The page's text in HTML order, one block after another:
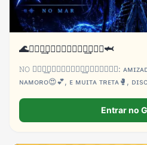
🌊𝚫𝐓𝐋͢𝐀𝐍𝐓𝐈𝐂↯𝐂𝐇͢𝚫𝐓᭄🦈
𝙽𝙾 𝚫𝐓𝐋͢𝐀𝐍𝐓𝐈𝐂↯𝐂𝐇͢𝚫𝐓᭄𝙿𝙾𝙳𝙴: ᴀᴍɪᴢᴀᴅᴇ😏👥, ᴢᴏᴇɪʀᴀ👻🤡, ᴡᴇʙ
ɴᴀᴍᴏʀᴏ😍💕, ᴇ ᴍᴜɪᴛᴀ ᴛʀᴇᴛᴀ🥊,
Entrar no